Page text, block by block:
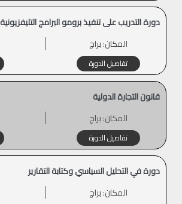
دورة التدريب على تنفيذ برومو البرامج التليفزيونية
المكان:براج
تفاصيل الدورة
قانون التجارة الدولية
المكان:براج
تفاصيل الدورة
دورة في التحليل السياسي وكتابة التقارير
المكان:براج